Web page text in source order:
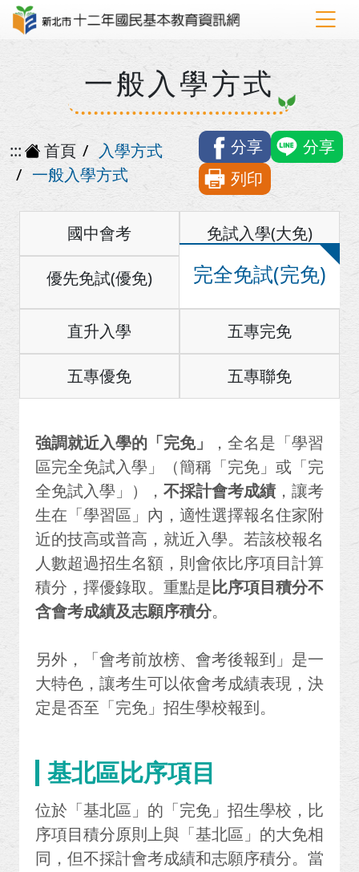
一般入學方式
::: 首頁
入學方式
一般入學方式
分享
分享
列印
國中會考 免試入學(大免)
優先免試(優免) 完全免試(完免)
直升入學 五專完免
五專優免 五專聯免
強調就近入學的「完免」
，全名是「學習
區完全免試入學」（簡稱「完免」或「完
全免試入學」）， 不採計會考成績，讓考
生在「學習區」內，適性選擇報名住家附
近的技高或普高，就近入學。若該校報名
人數超過招生名額，則會依比序項目計算
積分，擇優錄取。重點是 比序項目積分不
含會考成績及志願序積分。
另外，「會考前放榜、會考後報到」是一
大特色，讓考生可以依會考成績表現，決
定是否至「完免」招生學校報到。
基北區比序項目
位於「基北區」的「完免」招生學校，比
序項目積分原則上與「基北區」的大免相
同，但不採計會考成績和志願序積分。當